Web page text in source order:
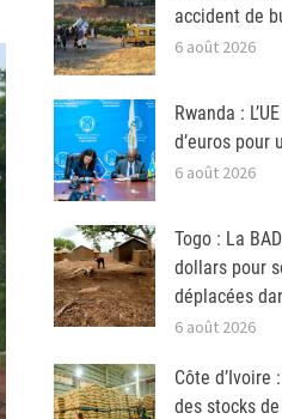
accident de
6 août 2026
Rwanda :
d’euros pour
6 août 2026
Togo : La
dollars pour
déplacées
6 août 2026
Côte d’Ivoire
des stocks